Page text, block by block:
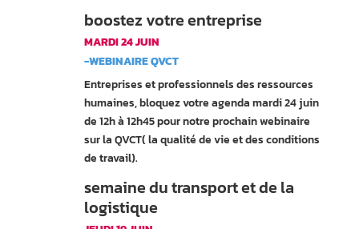
boostez votre entreprise
MARDI 24 JUIN
-WEBINAIRE QVCT
Entreprises et professionnels des ressources
humaines, bloquez votre agenda mardi 24 juin
de 12h à 12h45 pour notre prochain webinaire
sur la QVCT( la qualité de vie et des conditions
de travail).
semaine du transport et de la
logistique